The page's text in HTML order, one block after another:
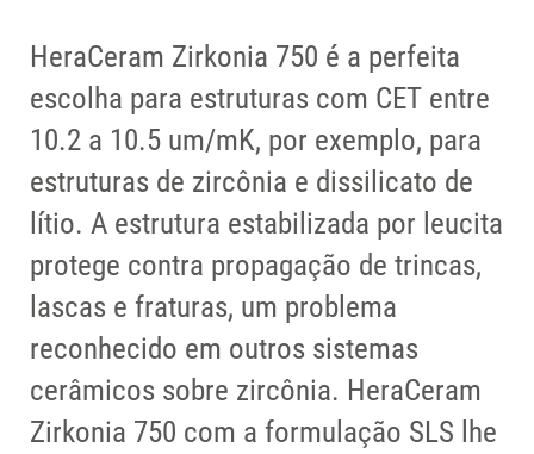
HeraCeram Zirkonia 750 é a perfeita
escolha para estruturas com CET entre
10.2 a 10.5 um/mK, por exemplo, para
estruturas de zircônia e dissilicato de
lítio. A estrutura estabilizada por leucita
protege contra propagação de trincas,
lascas e fraturas, um problema
reconhecido em outros sistemas
cerâmicos sobre zircônia. HeraCeram
Zirkonia 750 com a formulação SLS lhe